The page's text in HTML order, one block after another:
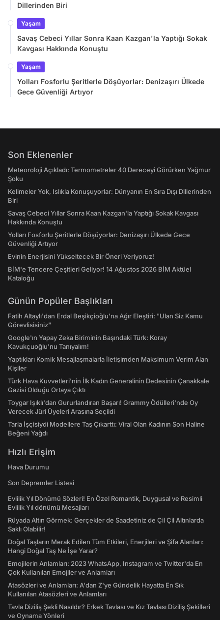
Dillerinden Biri
Yaşam
Savaş Cebeci Yıllar Sonra Kaan Kazgan'la Yaptığı Sokak
Kavgası Hakkında Konuştu
Yaşam
Yolları Fosforlu Şeritlerle Döşüyorlar: Denizaşırı Ülkede
Gece Güvenliği Artıyor
Son Eklenenler
Meteoroloji Açıkladı: Termometreler 40 Dereceyi Görürken Yağmur
Şoku
Kelimeler Yok, Islıkla Konuşuyorlar: Dünyanın En Sıra Dışı Dillerinden
Biri
Savaş Cebeci Yıllar Sonra Kaan Kazgan'la Yaptığı Sokak Kavgası
Hakkında Konuştu
Yolları Fosforlu Şeritlerle Döşüyorlar: Denizaşırı Ülkede Gece
Güvenliği Artıyor
Evinin Enerjisini Yükseltecek Bir Öneri Veriyoruz!
BİM'e Tencere Çeşitleri Geliyor! 14 Ağustos 2026 BİM Aktüel
Kataloğu
Günün Popüler Başlıkları
Fatih Altaylı'dan Erdal Beşikçioğlu'na Ağır Eleştiri: "Ulan Siz Kamu
Görevlisisiniz"
Google'ın Yapay Zeka Biriminin Başındaki Türk: Koray
Kavukçuoğlu'nu Tanıyalım!
Yaptıkları Komik Mesajlaşmalarla İletişimden Maksimum Verim Alan
Kişiler
Türk Hava Kuvvetleri'nin İlk Kadın Generalinin Dedesinin Çanakkale
Gazisi Olduğu Ortaya Çıktı
Toygar Işıklı'dan Gururlandıran Başarı! Grammy Ödülleri'nde Oy
Verecek Jüri Üyeleri Arasına Seçildi
Tarla İşçisiydi Modellere Taş Çıkarttı: Viral Olan Kadının Son Haline
Beğeni Yağdı
Hızlı Erişim
Hava Durumu
Son Depremler Listesi
Evlilik Yıl Dönümü Sözleri! En Özel Romantik, Duygusal ve Resimli
Evlilik Yıl dönümü Mesajları
Rüyada Altın Görmek: Gerçekler de Saadetiniz de Çil Çil Altınlarda
Saklı Olabilir!
Doğal Taşların Merak Edilen Tüm Etkileri, Enerjileri ve Şifa Alanları:
Hangi Doğal Taş Ne İşe Yarar?
Emojilerin Anlamları: 2023 WhatsApp, Instagram ve Twitter'da En
Çok Kullanılan Emojiler ve Anlamları
Atasözleri ve Anlamları: A'dan Z'ye Gündelik Hayatta En Sık
Kullanılan Atasözleri ve Anlamları
Tavla Diziliş Şekli Nasıldır? Erkek Tavlası ve Kız Tavlası Diziliş Şekilleri
ve Oynama Yönleri